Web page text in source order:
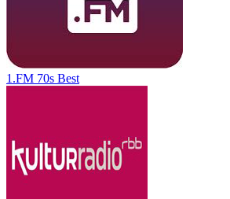
1.FM 70s Best